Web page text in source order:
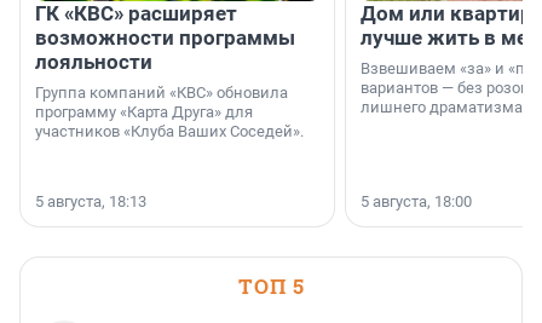
ГК «КВС» расширяет
возможности программы
лояльности
Группа компаний «КВС» обновила
программу «Карта Друга» для
участников «Клуба Ваших Соседей».
5 августа, 18:13
Дом или
лучше жить в
Взвешиваем «за» и
вариантов — без
лишнего драматизма.
5 августа, 18:00
ТОП 5